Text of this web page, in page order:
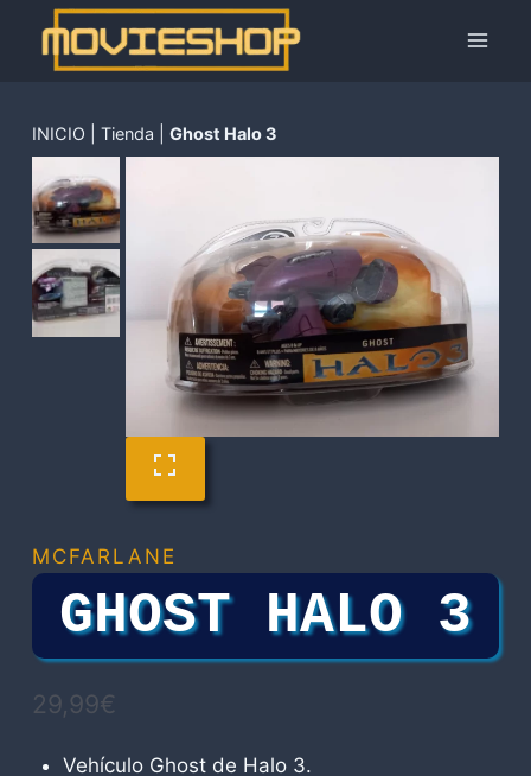
Saltar
contenido
INICIO Tienda Ghost Halo 3
MCFARLANE
GHOST HALO 3
29,99€
Vehículo Ghost de Halo 3.